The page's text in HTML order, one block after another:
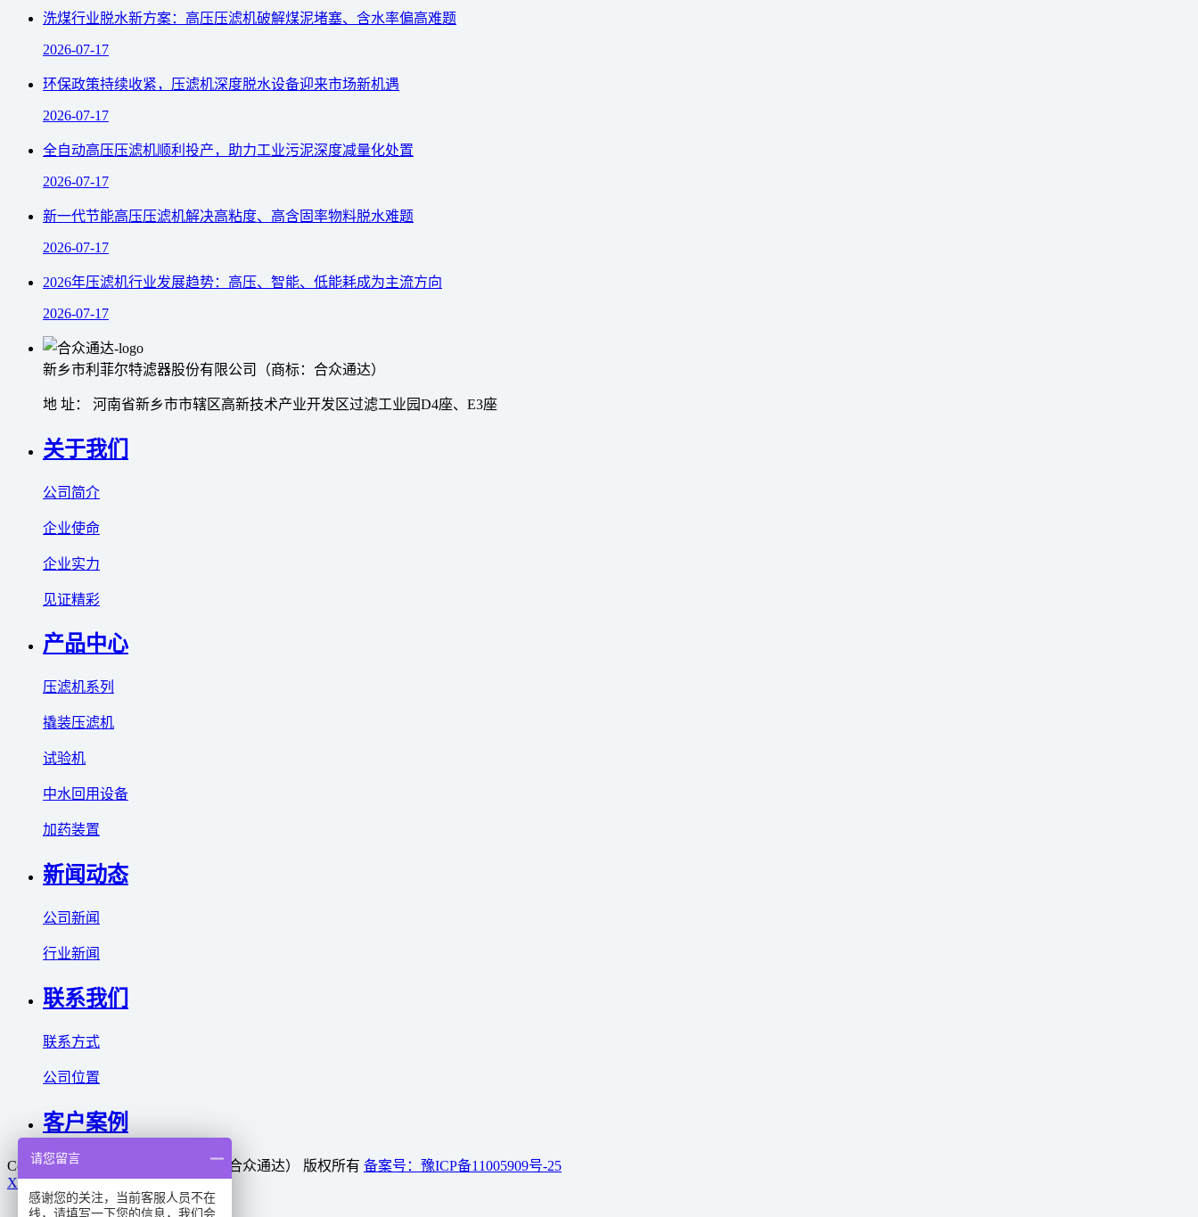
洗煤行业脱水新方案：高压压滤机破解煤泥堵塞、含水率偏高难题
2026-07-17
环保政策持续收紧，压滤机深度脱水设备迎来市场新机遇
2026-07-17
全自动高压压滤机顺利投产，助力工业污泥深度减量化处置
2026-07-17
新一代节能高压压滤机解决高粘度、高含固率物料脱水难题
2026-07-17
2026年压滤机行业发展趋势：高压、智能、低能耗成为主流方向
2026-07-17
新乡市利菲尔特滤器股份有限公司（商标：合众通达）
地 址： 河南省新乡市市辖区高新技术产业开发区过滤工业园D4座、E3座
关于我们
公司简介
企业使命
企业实力
见证精彩
产品中心
压滤机系列
撬装压滤机
试验机
中水回用设备
加药装置
新闻动态
公司新闻
行业新闻
联系我们
联系方式
公司位置
客户案例
Copyright © 2025 利菲尔特（商标：合众通达） 版权所有 备案号：豫ICP备11005909号-25
XML
请您留言
感谢您的关注，当前客服人员不在
线，请填写一下您的信息，我们会